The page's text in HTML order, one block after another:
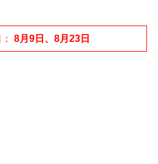
8月9日、8月23日